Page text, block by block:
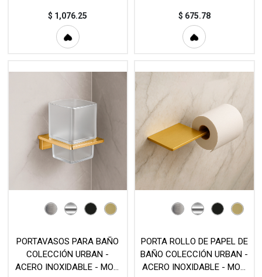
$ 1,076.25 $ 675.78
PORTAVASOS PARA BAÑO
COLECCIÓN URBAN -
ACERO INOXIDABLE - MOD.
PORTA ROLLO DE PAPEL DE
BAÑO COLECCIÓN URBAN -
ACERO INOXIDABLE - MOD.